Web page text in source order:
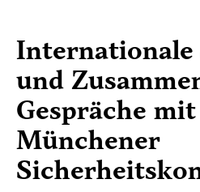
und
Gespräche
Münchener